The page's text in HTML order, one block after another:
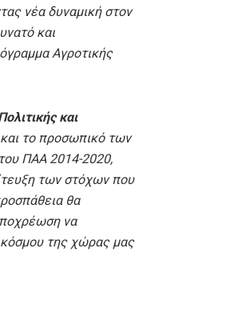
νέα δυναμική στον
και
Αγροτικής
και
το προσωπικό των
ΠΑΑ 2014-2020,
των στόχων που
θα
να
της χώρας μας